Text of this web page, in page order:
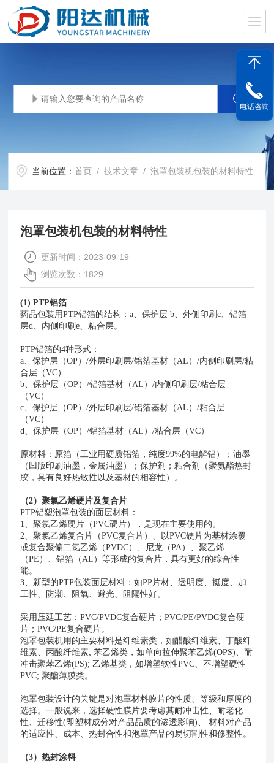
当前位置：首页 /技术文章 / 泡罩包装机包装的材料特性
泡罩包装机包装的材料特性
更新时间：2023-09-19
浏览次数：1829
(1)PTP铝箔
药品包装用PTP铝箔的结构：a、保护层 b、外侧印刷c、铝箔
层d、内侧印刷e、粘合层。
PTP铝箔的4种形式：
a、保护层（OP）/外层印刷层/铝箔基材（AL）/内侧印刷层/粘
合层（VC）
b、保护层（OP）/铝箔基材（AL）/内侧印刷层/粘合层
（VC）
c、保护层（OP）/外层印刷层/铝箔基材（AL）/粘合层
（VC）
d、保护层（OP）/铝箔基材（AL）/粘合层（VC）
原材料：原箔（工业用硬质铝箔，纯度99%的电解铝）；油墨
（凹版印刷油墨，金属油墨）；保护剂；粘合剂（聚氨酯热封
胶，具有良好热敏性以及基材的相容性）。
（2）聚氯乙烯硬片及复合片
PTP铝塑泡罩包装的面层材料：
1、聚氯乙烯硬片（PVC硬片），是现在主要使用的。
2、聚氯乙烯复合片（PVC复合片）、以PVC硬片为基材涂覆
或复合聚偏二氯乙烯（PVDC）、尼龙（PA）、聚乙烯
（PE）、铝箔（AL）等形成的复合片，具有更好的综合性
能。
3、 新型的PTP包装面层材料：如PP片材、透明度、挺度、加
工性、防潮、阻氧、避光、阻隔性好。
采用压延工艺：PVC/PVDC复合硬片；PVC/PE/PVDC复合硬
片；PVC/PE复合硬片。
泡罩包装机用的主要材料是纤维素类，如醋酸纤维素、丁酸纤
维素、丙酸纤维素; 苯乙烯类，如单向拉伸聚苯乙烯(OPS)、耐
冲击聚苯乙烯(PS); 乙烯基类，如增塑软性PVC、不增塑硬性
PVC; 聚酯薄膜类。
泡罩包装设计的关键是对泡罩材料膜片的性质、等级和厚度的
选择。一般说来，选择硬性膜片要考虑其耐冲击性、耐老化
性、迁移性(即塑材成分对产品品质的渗透影响)、 材料对产品
的适应性、成本、热封合性和泡罩产品的易切割性和修整性。
（3）热封涂料
电话咨询